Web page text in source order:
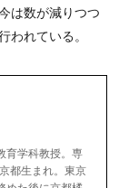
は数が減りつつ
われている。
育学科教授。専
都生まれ。東京